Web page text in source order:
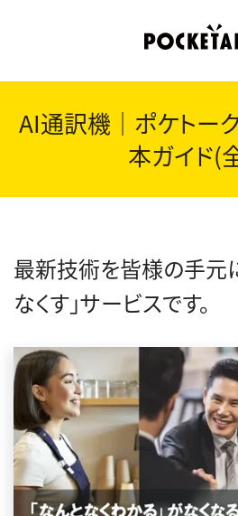
AI通訳機｜ポケトー
本ガイド(
最新技術を皆様の手元
なくす」サービスです。